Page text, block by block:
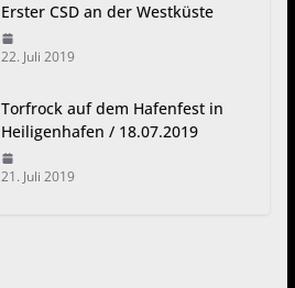
Erster CSD an der Westküste
22. Juli 2019
Torfrock auf dem Hafenfest in
Heiligenhafen / 18.07.2019
21. Juli 2019